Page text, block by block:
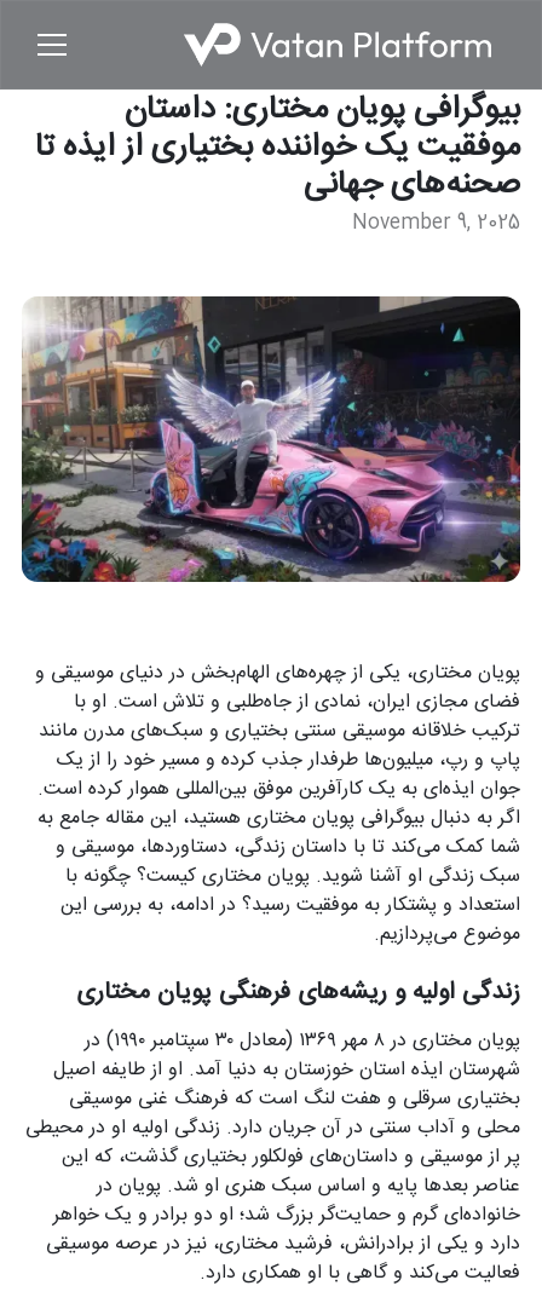
بیوگرافی پویان مختاری: داستان
موفقیت یک خواننده بختیاری از ایذه تا
صحنه‌های جهانی
November 9, 2025
پویان مختاری، یکی از چهره‌های الهام‌بخش در دنیای موسیقی و
فضای مجازی ایران، نمادی از جاه‌طلبی و تلاش است. او با
ترکیب خلاقانه موسیقی سنتی بختیاری و سبک‌های مدرن مانند
پاپ و رپ، میلیون‌ها طرفدار جذب کرده و مسیر خود را از یک
جوان ایذه‌ای به یک کارآفرین موفق بین‌المللی هموار کرده است.
اگر به دنبال بیوگرافی پویان مختاری هستید، این مقاله جامع به
شما کمک می‌کند تا با داستان زندگی، دستاوردها، موسیقی و
سبک زندگی او آشنا شوید. پویان مختاری کیست؟ چگونه با
استعداد و پشتکار به موفقیت رسید؟ در ادامه، به بررسی این
موضوع می‌پردازیم.
زندگی اولیه و ریشه‌های فرهنگی پویان مختاری
پویان مختاری در ۸ مهر ۱۳۶۹ (معادل ۳۰ سپتامبر ۱۹۹۰) در
شهرستان ایذه استان خوزستان به دنیا آمد. او از طایفه اصیل
بختیاری سرقلی و هفت لنگ است که فرهنگ غنی موسیقی
محلی و آداب سنتی در آن جریان دارد. زندگی اولیه او در محیطی
پر از موسیقی و داستان‌های فولکلور بختیاری گذشت، که این
عناصر بعدها پایه و اساس سبک هنری او شد. پویان در
خانواده‌ای گرم و حمایت‌گر بزرگ شد؛ او دو برادر و یک خواهر
دارد و یکی از برادرانش، فرشید مختاری، نیز در عرصه موسیقی
فعالیت می‌کند و گاهی با او همکاری دارد.